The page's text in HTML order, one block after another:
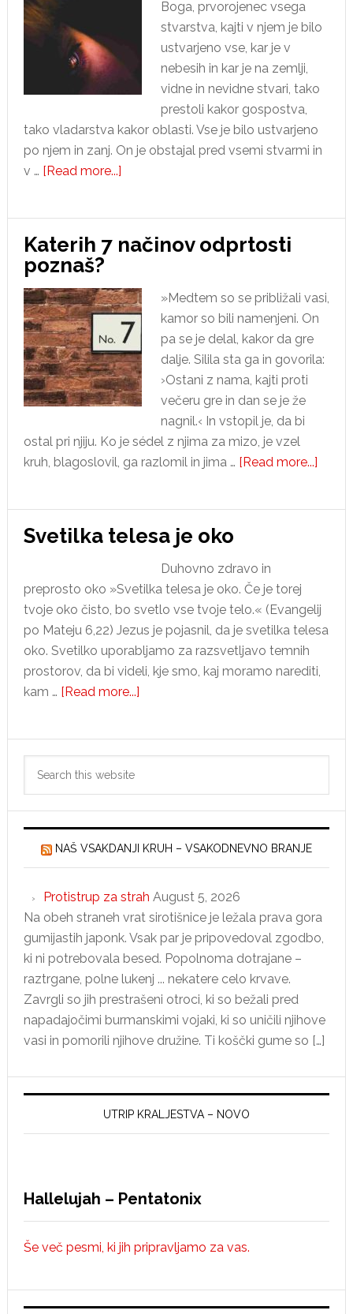
Boga, prvorojenec vsega
stvarstva, kajti v njem je bilo
ustvarjeno vse, kar je v
nebesih in kar je na zemlji,
vidne in nevidne stvari, tako
prestoli kakor gospostva,
tako vladarstva kakor oblasti. Vse je bilo ustvarjeno
po njem in zanj. On je obstajal pred vsemi stvarmi in
v … [Read more...]about
zmaga
vseh
okoliščinah
Katerih 7 načinov odprtosti
poznaš?
»Medtem so se približali vasi,
kamor so bili namenjeni. On
pa se je delal, kakor da gre
dalje. Silila sta ga in govorila:
›Ostani z nama, kajti proti
večeru gre in dan se je že
nagnil.‹ In vstopil je, da bi
ostal pri njiju. Ko je sédel z njima za mizo, je vzel
kruh, blagoslovil, ga razlomil in jima … [Read more...]about
Svetilka telesa je oko
Duhovno zdravo in
preprosto oko »Svetilka telesa je oko. Če je torej
tvoje oko čisto, bo svetlo vse tvoje telo.« (Evangelij
po Mateju 6,22) Jezus je pojasnil, da je svetilka telesa
oko. Svetilko uporabljamo za razsvetljavo temnih
prostorov, da bi videli, kje smo, kaj moramo narediti,
kam … [Read more...]about
je
Primary
Sidebar
NAŠ VSAKDANJI KRUH – VSAKODNEVNO BRANJE
Protistrup za strah August 5, 2026
Na obeh straneh vrat sirotišnice je ležala prava gora
gumijastih japonk. Vsak par je pripovedoval zgodbo,
ki ni potrebovala besed. Popolnoma dotrajane –
raztrgane, polne lukenj ... nekatere celo krvave.
Zavrgli so jih prestrašeni otroci, ki so bežali pred
napadajočimi burmanskimi vojaki, ki so uničili njihove
vasi in pomorili njihove družine. Ti koščki gume so […]
UTRIP KRALJESTVA – NOVO
Hallelujah – Pentatonix
Še več pesmi, ki jih pripravljamo za vas.